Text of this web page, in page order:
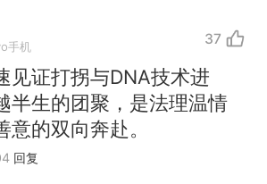
手机 37
见证打拐与DNA技术进
半生的团聚，是法理温情
意的双向奔赴。
回复
热 制裁瓜子饺子，美国怕什
么？